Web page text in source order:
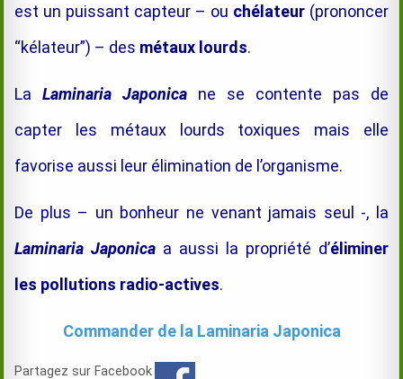
est un puissant capteur – ou chélateur (prononcer
“kélateur”) – des métaux lourds.
LaLaminaria Japonica ne se contente pas de
capter les métaux lourds toxiques mais elle
favorise aussi leur élimination de l’organisme.
De plus – un bonheur ne venant jamais seul -, la
Laminaria Japonica a aussi la propriété d’éliminer
les pollutions radio-actives.
Commander de la Laminaria Japonica
Partagez sur Facebook